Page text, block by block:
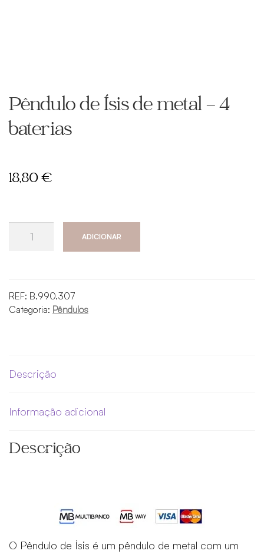
Pêndulo de Ísis de metal – 4
baterias
18,80€
Ísis
de
baterias
ADICIONAR
REF: B.990.307
Categoria: Pêndulos
Descrição
Informação adicional
Descrição
O Pêndulo de Ísis é um pêndulo de metal com um